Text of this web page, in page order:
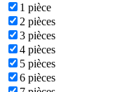
1 pièce
2 pièces
3 pièces
4 pièces
5 pièces
6 pièces